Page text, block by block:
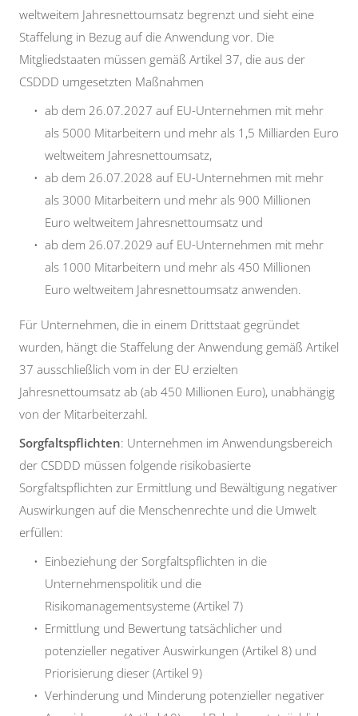
weltweitem Jahresnettoumsatz begrenzt und sieht eine
Staffelung in Bezug auf die Anwendung vor. Die
Mitgliedstaaten müssen gemäß Artikel 37, die aus der
CSDDD umgesetzten Maßnahmen
ab dem 26.07.2027 auf EU-Unternehmen mit mehr
als 5000 Mitarbeitern und mehr als 1,5 Milliarden Euro
weltweitem Jahresnettoumsatz,
ab dem 26.07.2028 auf EU-Unternehmen mit mehr
als 3000 Mitarbeitern und mehr als 900 Millionen
Euro weltweitem Jahresnettoumsatz und
ab dem 26.07.2029 auf EU-Unternehmen mit mehr
als 1000 Mitarbeitern und mehr als 450 Millionen
Euro weltweitem Jahresnettoumsatz anwenden.
Für Unternehmen, die in einem Drittstaat gegründet
wurden, hängt die Staffelung der Anwendung gemäß Artikel
37 ausschließlich vom in der EU erzielten
Jahresnettoumsatz ab (ab 450 Millionen Euro), unabhängig
von der Mitarbeiterzahl.
Sorgfaltspflichten: Unternehmen im Anwendungsbereich
der CSDDD müssen folgende risikobasierte
Sorgfaltspflichten zur Ermittlung und Bewältigung negativer
Auswirkungen auf die Menschenrechte und die Umwelt
erfüllen:
Einbeziehung der Sorgfaltspflichten in die
Unternehmenspolitik und die
Risikomanagementsysteme (Artikel 7)
Ermittlung und Bewertung tatsächlicher und
potenzieller negativer Auswirkungen (Artikel 8) und
Priorisierung dieser (Artikel 9)
Verhinderung und Minderung potenzieller negativer